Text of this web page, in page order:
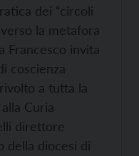
dei “circoli
la metafora
Francesco invita
coscienza
a tutta la
Curia
direttore
della diocesi di